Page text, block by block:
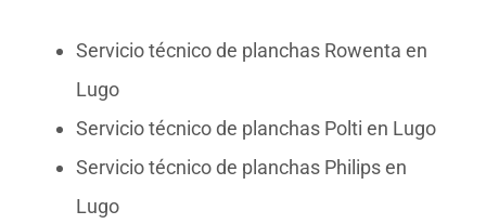
Servicio técnico de planchas Rowenta en
Lugo
Servicio técnico de planchas Polti en Lugo
Servicio técnico de planchas Philips en
Lugo